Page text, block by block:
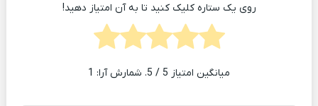
روی یک ستاره کلیک کنید تا به آن امتیاز دهید!
میانگین امتیاز 5 / 5. شمارش آرا: 1